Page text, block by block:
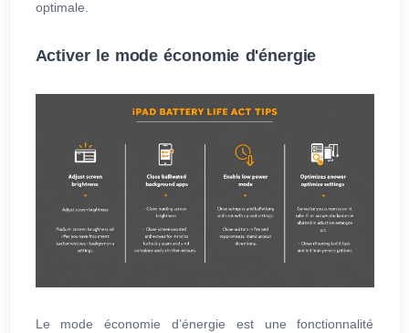
optimale.
Activer le mode économie d'énergie
Le mode économie d’énergie est une fonctionnalité